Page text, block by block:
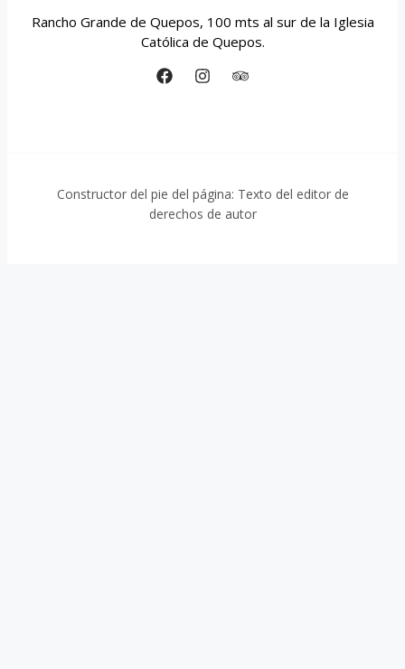
Rancho Grande de Quepos, 100 mts al sur de la Iglesia
Católica de Quepos.
Constructor del pie del página: Texto del editor de
derechos de autor